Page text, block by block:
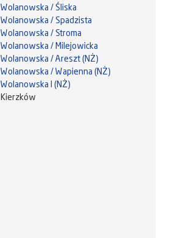
Wolanowska / Śliska
Wolanowska / Spadzista
Wolanowska / Stroma
Wolanowska / Milejowicka
Wolanowska / Areszt (NŻ)
Wolanowska / Wapienna (NŻ)
Wolanowska I (NŻ)
Kierzków